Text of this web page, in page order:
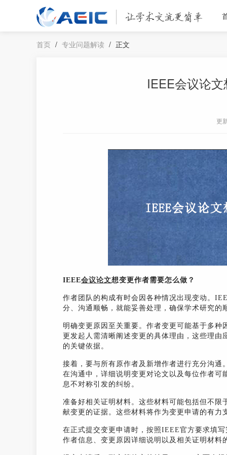
首页 / 专业问题解读 / 正文
IEEE会议论
更
IEEE会议论文想变更作者需要怎么做？
作者团队的构成有时会因各种情况出现变动。
分、沟通顺畅，就能妥善处理，确保学术研究
明确变更原因至关重要。作者变更可能基于多
更发起人需清晰阐述变更的具体理由，这些理
的关键依据。
接着，要与所有原作者及新增作者进行充分沟
在沟通中，详细说明变更对论文以及每位作者
息不对称引发的纠纷。
准备好相关证明材料。这些材料可能包括但不
献变更的证据。这些材料将作为变更申请的有
在正式提交变更申请时，按照IEEE官方要求填
作者信息、变更原因详细说明以及相关证明材